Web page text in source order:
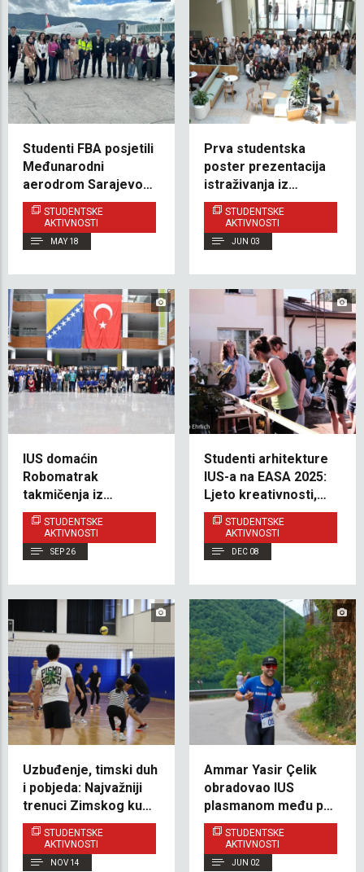
Studenti FBA posjetili
Međunarodni
aerodrom Sarajevo i
istraživali poslovnu
etiku u praksi
STUDENTSKE
AKTIVNOSTI
MAY 18
Prva studentska
poster prezentacija
istraživanja iz
pedagogije stranih
jezika održana na IUS-
u
STUDENTSKE
AKTIVNOSTI
JUN 03
IUS domaćin
Robomatrak
takmičenja iz
tehnologije –
predstavljanje mladih
inovatora
STUDENTSKE
AKTIVNOSTI
SEP 26
Studenti arhitekture
IUS-a na EASA 2025:
Ljeto kreativnosti,
saradnje i učenja u
Finskoj
STUDENTSKE
AKTIVNOSTI
DEC 08
Uzbuđenje, timski duh
i pobjeda: Najvažniji
trenuci Zimskog kupa
u odbojci
STUDENTSKE
AKTIVNOSTI
NOV 14
Ammar Yasir Çelik
obradovao IUS
plasmanom među pet
najboljih na Jajce
Triathlon Challenge
70.3
STUDENTSKE
AKTIVNOSTI
JUN 02